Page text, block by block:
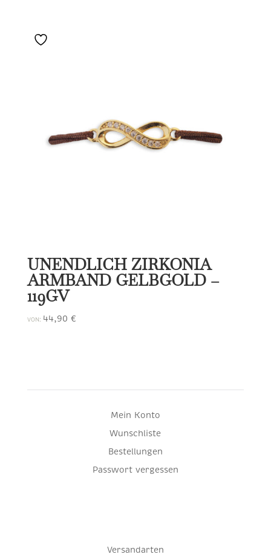
UNENDLICH ZIRKONIA
ARMBAND GELBGOLD –
119GV
VON: 44,90 €
Mein Konto
Wunschliste
Bestellungen
Passwort vergessen
Versandarten